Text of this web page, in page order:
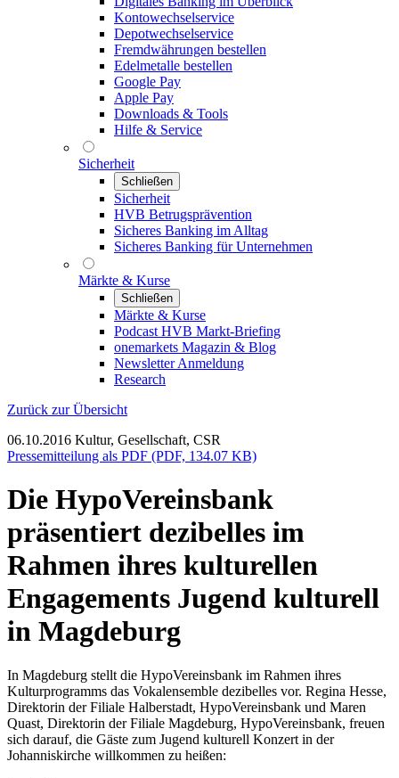
Kontowechselservice
Depotwechselservice
Fremdwährungen bestellen
Edelmetalle bestellen
Google Pay
Apple Pay
Downloads & Tools
Hilfe & Service
Sicherheit
Schließen
Sicherheit
HVB Betrugsprävention
Sicheres Banking im Alltag
Sicheres Banking für Unternehmen
Märkte & Kurse
Schließen
Märkte & Kurse
Podcast HVB Markt-Briefing
onemarkets Magazin & Blog
Newsletter Anmeldung
Research
Zurück zur Übersicht
06.10.2016 Kultur, Gesellschaft, CSR
Pressemitteilung als PDF (PDF, 134.07 KB)
Die HypoVereinsbank
präsentiert dezibelles im
Rahmen ihres kulturellen
Engagements Jugend kulturell
in Magdeburg
In Magdeburg stellt die HypoVereinsbank im Rahmen ihres
Kulturprogramms das Vokalensemble dezibelles vor. Regina Hesse,
Direktorin der Filiale Halberstadt, HypoVereinsbank und Maren
Quast, Direktorin der Filiale Magdeburg, HypoVereinsbank, freuen
sich darauf, die Gäste zum Jugend kulturell Konzert in der
Johanniskirche willkommen zu heißen: